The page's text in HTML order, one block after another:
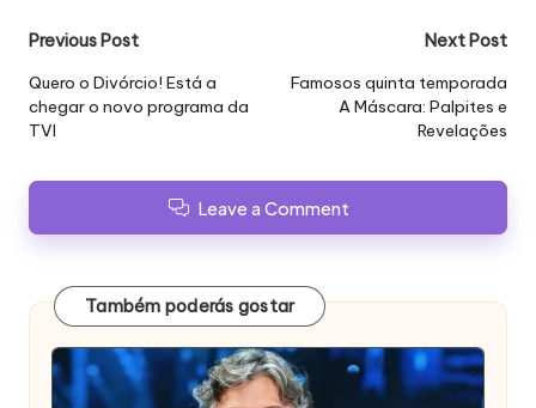
Post
navigation
Previous Post
Quero o Divórcio! Está a
chegar o novo programa da
TVI
Next Post
Famosos quinta temporada
A Máscara: Palpites e
Revelações
Leave a Comment
Também poderás gostar